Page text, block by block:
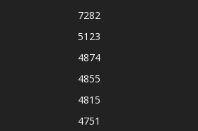
7282
5123
4874
4855
4815
4751